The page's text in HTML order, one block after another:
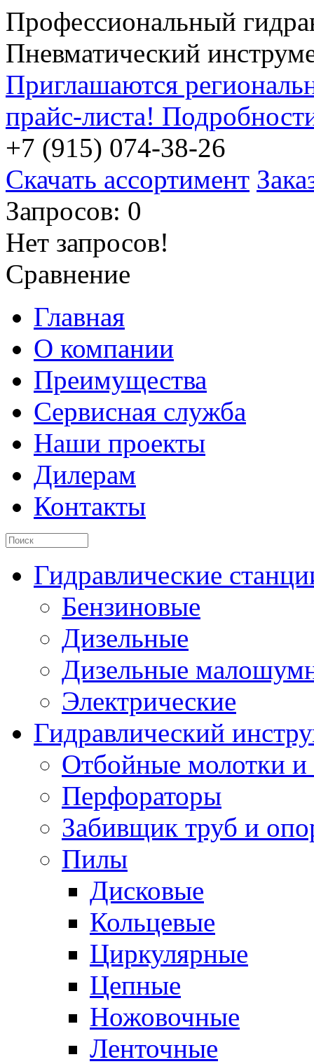
Профессиональный
Пневматический
Приглашаются
прайс-листа!
+7 (915) 074-38-26
Скачать ассортимент
Запросов: 0
Нет запросов!
Сравнение
Главная
О компании
Преимущества
Сервисная служба
Наши проекты
Дилерам
Контакты
Гидравлические
Бензиновые
Дизельные
Дизельные
Электрические
Гидравлический
Отбойные молотки
Перфораторы
Забивщик труб и
Пилы
Дисковые
Кольцевые
Циркулярные
Цепные
Ножовочные
Ленточные